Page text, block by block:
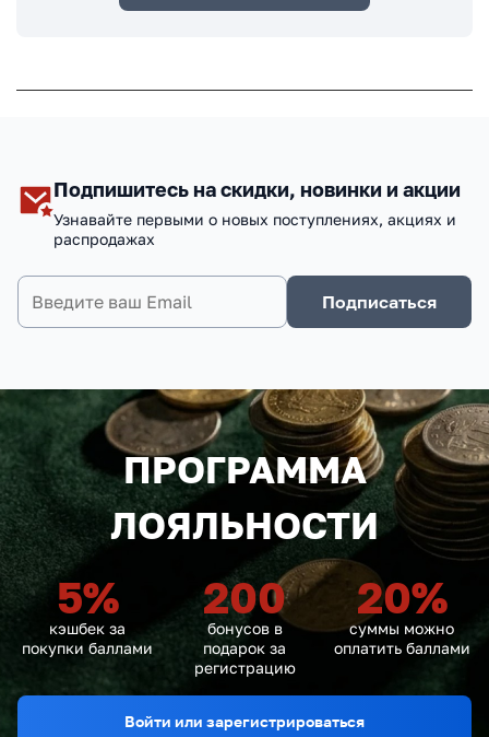
Подпишитесь на скидки, новинки и акции
Узнавайте первыми о новых поступлениях, акциях и
распродажах
Подписаться
ПРОГРАММА
ЛОЯЛЬНОСТИ
5%
кэшбек за
покупки баллами
200
бонусов в
подарок за
регистрацию
20%
суммы можно
оплатить баллами
Войти или зарегистрироваться